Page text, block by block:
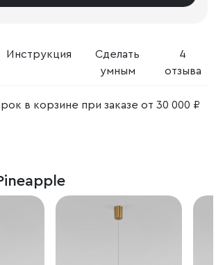
Инструкция
Сделать
умным
4
отзыва
в корзине при заказе от 30 000 ₽